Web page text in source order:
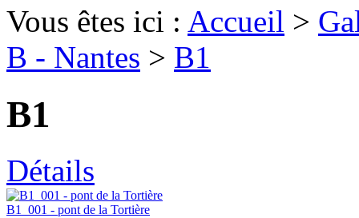
Vous êtes ici : Accueil >
B - Nantes > B1
B1
Détails
B1_001 - pont de la Tortière